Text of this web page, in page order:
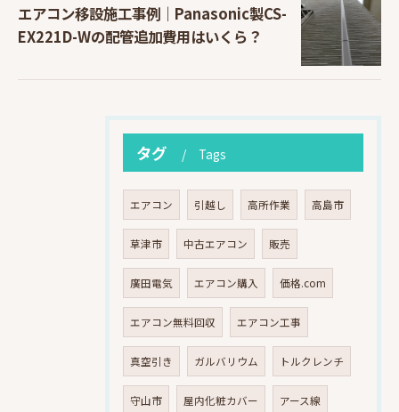
エアコン移設施工事例｜Panasonic製CS-
EX221D-Wの配管追加費用はいくら？
タグ Tags
エアコン 引越し 高所作業 高島市
草津市 中古エアコン 販売
廣田電気 エアコン購入 価格.com
エアコン無料回収 エアコン工事
真空引き ガルバリウム トルクレンチ
守山市 屋内化粧カバー アース線